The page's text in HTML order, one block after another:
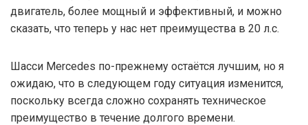
двигатель, более мощный и эффективный, и можно
сказать, что теперь у нас нет преимущества в 20 л.с.
Шасси Mercedes по-прежнему остаётся лучшим, но я
ожидаю, что в следующем году ситуация изменится,
поскольку всегда сложно сохранять техническое
преимущество в течение долгого времени.